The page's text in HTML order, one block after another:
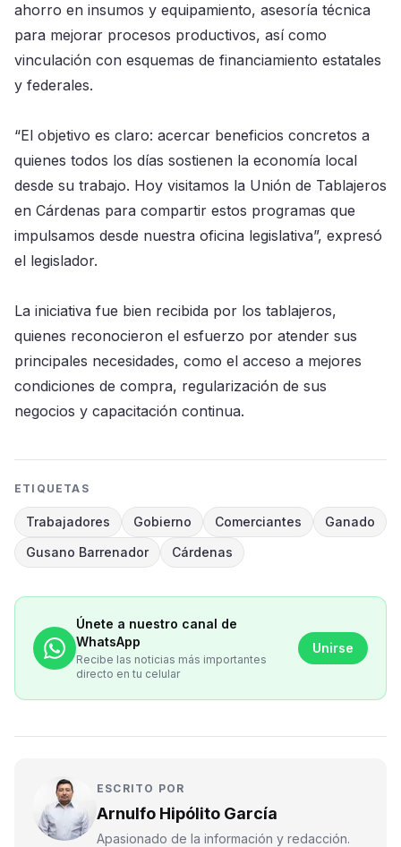
ahorro en insumos y equipamiento, asesoría técnica
para mejorar procesos productivos, así como
vinculación con esquemas de financiamiento estatales
y federales.
“El objetivo es claro: acercar beneficios concretos a
quienes todos los días sostienen la economía local
desde su trabajo. Hoy visitamos la Unión de Tablajeros
en Cárdenas para compartir estos programas que
impulsamos desde nuestra oficina legislativa”, expresó
el legislador.
La iniciativa fue bien recibida por los tablajeros,
quienes reconocieron el esfuerzo por atender sus
principales necesidades, como el acceso a mejores
condiciones de compra, regularización de sus
negocios y capacitación continua.
ETIQUETAS
Trabajadores Gobierno Comerciantes
Ganado
Gusano Barrenador
Cárdenas
Únete a nuestro canal de
WhatsApp
Recibe las noticias más importantes
directo en tu celular
Unirse
ESCRITO POR
Arnulfo Hipólito García
Apasionado de la información y redacción.